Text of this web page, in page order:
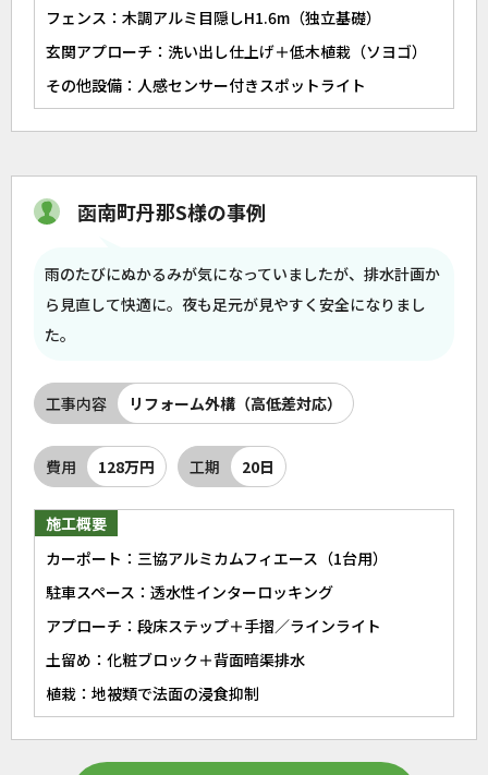
フェンス：木調アルミ目隠しH1.6m（独立基礎）
玄関アプローチ：洗い出し仕上げ＋低木植栽（ソヨゴ）
その他設備：人感センサー付きスポットライト
函南町丹那S様の事例
雨のたびにぬかるみが気になっていましたが、排水計画か
ら見直して快適に。夜も足元が見やすく安全になりまし
た。
工事内容 リフォーム外構（高低差対応）
費用 128万円 工期 20日
施工概要
カーポート：三協アルミカムフィエース（1台用）
駐車スペース：透水性インターロッキング
アプローチ：段床ステップ＋手摺／ラインライト
土留め：化粧ブロック＋背面暗渠排水
植栽：地被類で法面の浸食抑制